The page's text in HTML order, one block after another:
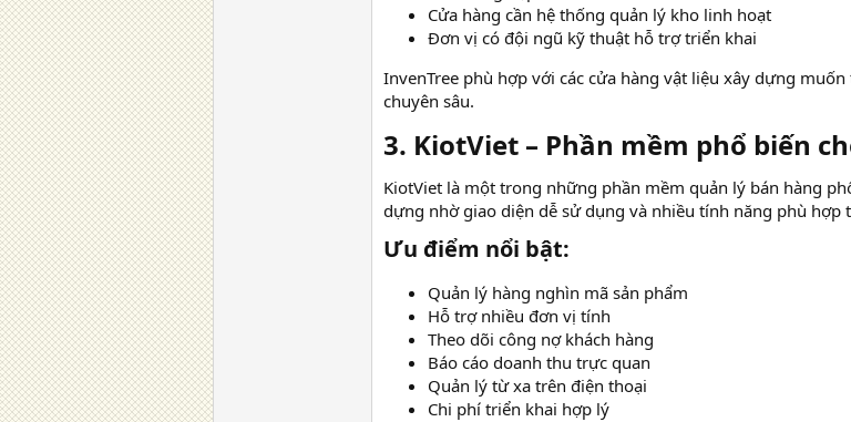
Cửa hàng cần hệ thống quản lý kho linh hoạt
Đơn vị có đội ngũ kỹ thuật hỗ trợ triển khai
InvenTree phù hợp với các cửa hàng vật liệu xây dựng
chuyên sâu.
3. KiotViet – Phần mềm phổ biến
KiotViet là một trong những phần mềm quản lý bán hàng
dựng nhờ giao diện dễ sử dụng và nhiều tính năng phù hợp
Ưu điểm nổi bật:​
Quản lý hàng nghìn mã sản phẩm
Hỗ trợ nhiều đơn vị tính
Theo dõi công nợ khách hàng
Báo cáo doanh thu trực quan
Quản lý từ xa trên điện thoại
Chi phí triển khai hợp lý